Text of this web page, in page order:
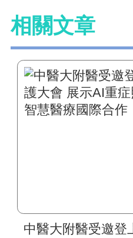
相關文章
中醫大附醫受邀登